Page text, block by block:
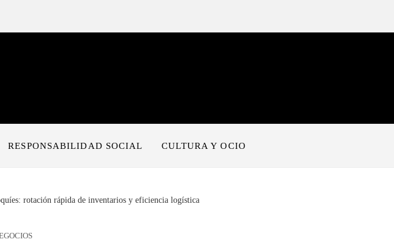
RESPONSABILIDAD SOCIAL CULTURA Y OCIO
rotación rápida de inventarios y eficiencia logística